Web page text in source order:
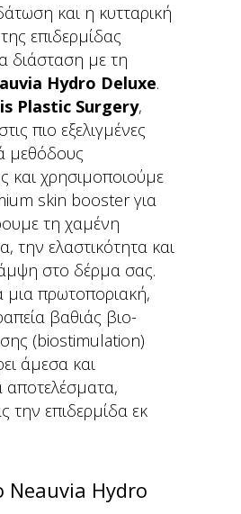
και η κυτταρική
επιδερμίδας
διάσταση με τη
Hydro Deluxe.
Plastic Surgery,
πιο εξελιγμένες
μεθόδους
και χρησιμοποιούμε
skin booster για
τη χαμένη
την ελαστικότητα και
στο δέρμα σας.
μια πρωτοποριακή,
βαθιάς βιο-
(biostimulation)
άμεσα και
αποτελέσματα,
την επιδερμίδα εκ
Neauvia Hydro